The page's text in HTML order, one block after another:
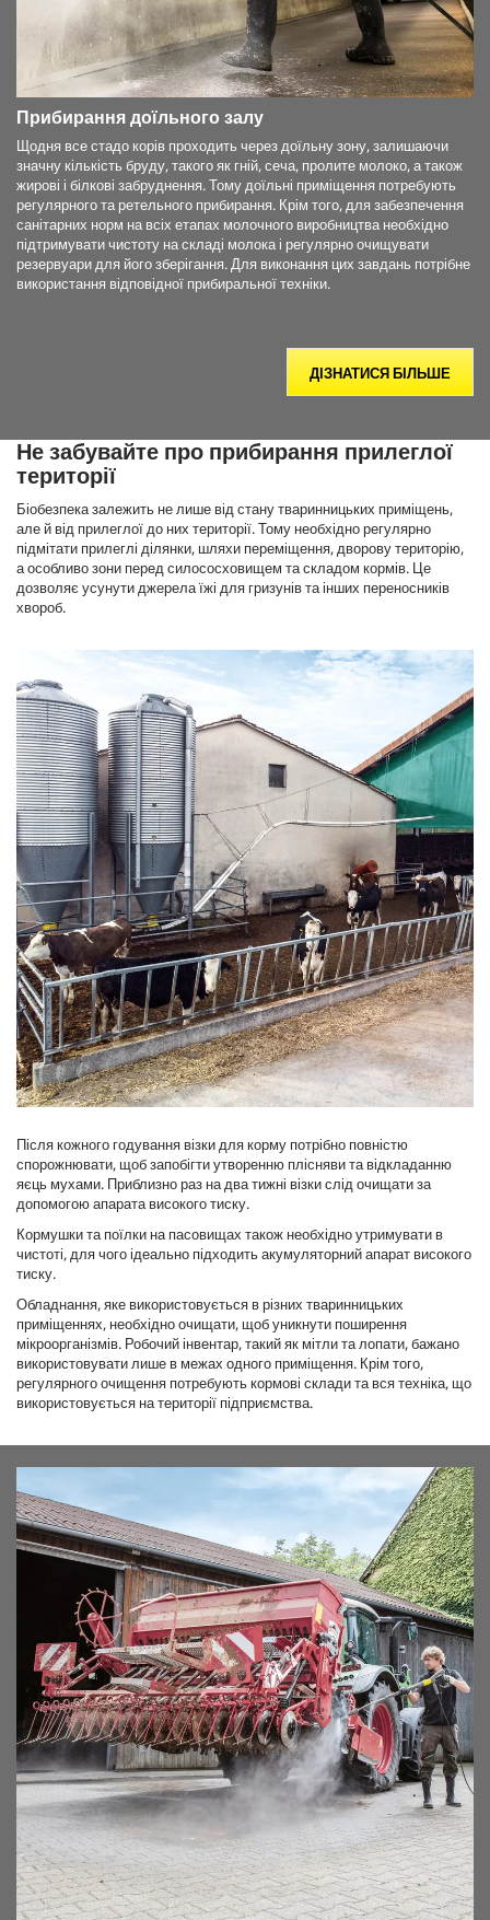
Прибирання доїльного залу
Щодня все стадо корів проходить через доїльну зону, залишаючи
значну кількість бруду, такого як гній, сеча, пролите молоко, а також
жирові і білкові забруднення. Тому доїльні приміщення потребують
регулярного та ретельного прибирання. Крім того, для забезпечення
санітарних норм на всіх етапах молочного виробництва необхідно
підтримувати чистоту на складі молока і регулярно очищувати
резервуари для його зберігання. Для виконання цих завдань потрібне
використання відповідної прибиральної техніки.
ДІЗНАТИСЯ БІЛЬШЕ
Не забувайте про прибирання прилеглої
території
Біобезпека залежить не лише від стану тваринницьких приміщень,
але й від прилеглої до них території. Тому необхідно регулярно
підмітати прилеглі ділянки, шляхи переміщення, дворову територію,
а особливо зони перед силососховищем та складом кормів. Це
дозволяє усунути джерела їжі для гризунів та інших переносників
хвороб.
Після кожного годування візки для корму потрібно повністю
спорожнювати, щоб запобігти утворенню плісняви та відкладанню
яєць мухами. Приблизно раз на два тижні візки слід очищати за
допомогою апарата високого тиску.
Кормушки та поїлки на пасовищах також необхідно утримувати в
чистоті, для чого ідеально підходить акумуляторний апарат високого
тиску.
Обладнання, яке використовується в різних тваринницьких
приміщеннях, необхідно очищати, щоб уникнути поширення
мікроорганізмів. Робочий інвентар, такий як мітли та лопати, бажано
використовувати лише в межах одного приміщення. Крім того,
регулярного очищення потребують кормові склади та вся техніка, що
використовується на території підприємства.